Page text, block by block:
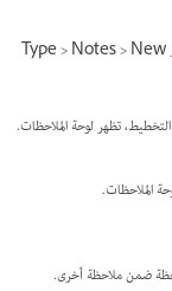
باستخدام أداة Type tool، انقر حيث تريد وضع الملاحظة، واختر Type > Notes > New
الملاحظات.
ضمن ملاحظة أخرى.